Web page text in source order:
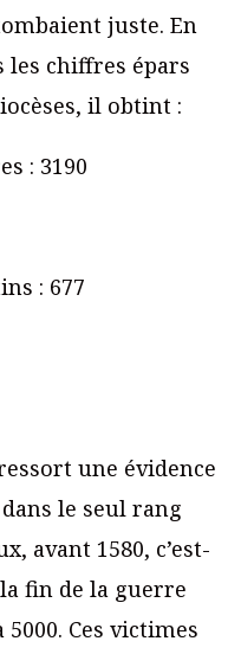
juste. En
les chiffres épars
il obtint :
: 3190
: 677
une évidence
le seul rang
avant 1580, c’est-
fin de la guerre
Ces victimes